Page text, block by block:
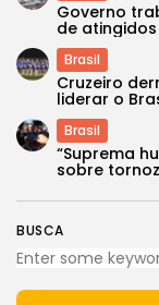
BUSCA
Governo
de
Brasil
Cruzeiro
liderar o
Brasil
“Suprema
sobre